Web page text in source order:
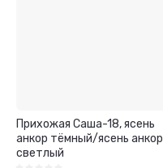
Прихожая Саша-18, ясень
анкор тёмный/ясень анкор
светлый